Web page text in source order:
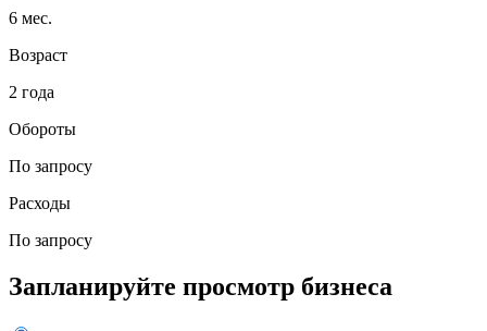
6 мес.
Возраст
2 года
Обороты
По запросу
Расходы
По запросу
Запланируйте просмотр бизнеса